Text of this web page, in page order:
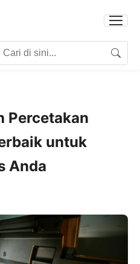
Search
Percetakan
untuk
Anda